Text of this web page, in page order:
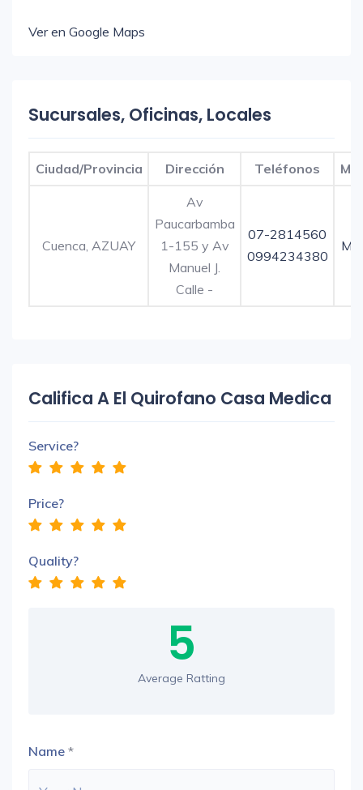
Ver en Google Maps
Sucursales, Oficinas, Locales
Ciudad/Provincia Dirección Teléfonos
Cuenca, AZUAY
Av
Paucarbamba
1-155 y Av
Manuel J.
Calle -
07-2814560
0994234380
Califica A El Quirofano Casa Medica
Service?
Price?
Quality?
5
Average Ratting
Name *